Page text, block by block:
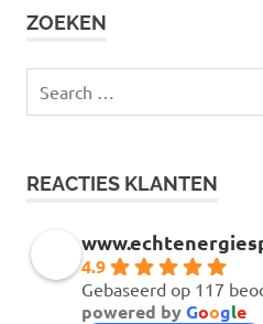
ZOEKEN
for:
REACTIES KLANTEN
4.9
Gebaseerd op 117
powered byGoogle